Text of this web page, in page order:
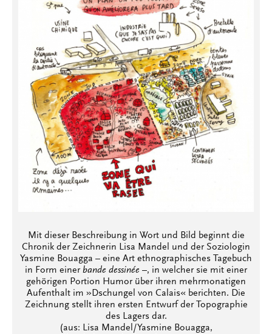
Mit dieser Beschreibung in Wort und Bild beginnt die
Chronik der Zeichnerin Lisa Mandel und der Soziologin
Yasmine Bouagga – eine Art ethnographisches Tagebuch
in Form einerbande dessinée –, in welcher sie mit einer
gehörigen Portion Humor über ihren mehrmonatigen
Aufenthalt im »Dschungel von Calais« berichten. Die
Zeichnung stellt ihren ersten Entwurf der Topographie
des Lagers dar.
(aus: Lisa Mandel/Yasmine Bouagga,